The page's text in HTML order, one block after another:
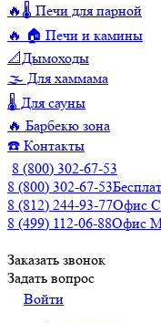
🔥🌡️ Печи для парной
🔥 🏠 Печи и камины
📐Дымоходы
🌫️ Для хаммама
🌡️ Для сауны
🔥 Барбекю зона
☎️ Контакты
8 (800) 302-67-53
8 (800) 302-67-53
8 (812) 244-93-77Офис
8 (499) 112-06-88Офис
Заказать звонок
Задать вопрос
Войти